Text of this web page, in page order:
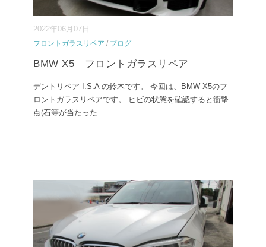
2022年06月07日
フロントガラスリペア / ブログ
BMW X5 フロントガラスリペア
デントリペア I.S.A の鈴木です。 今回は、BMW X5のフ
ロントガラスリペアです。 ヒビの状態を確認すると衝撃
点(石等が当たった...